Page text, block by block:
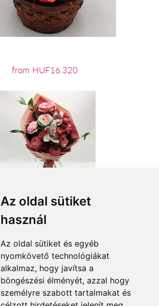
Az oldal sütiket
használ
Az oldal sütiket és egyéb
nyomkövető technológiákat
alkalmaz, hogy javítsa a
böngészési élményét, azzal hogy
személyre szabott tartalmakat és
from HUF16,320
from HUF19,600
Accepted payment methods